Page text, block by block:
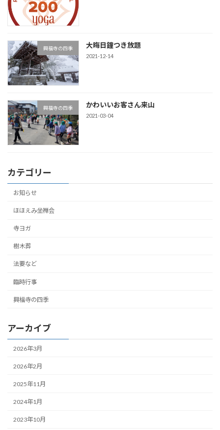
興福寺の四季 大晦日鐘つき放題
2021-12-14
興福寺の四季 かわいいお客さん来山
2021-03-04
カテゴリー
お知らせ
ほほえみ坐禅会
寺ヨガ
樹木葬
法要など
臨時行事
興福寺の四季
アーカイブ
2026年3月
2026年2月
2025年11月
2024年1月
2023年10月